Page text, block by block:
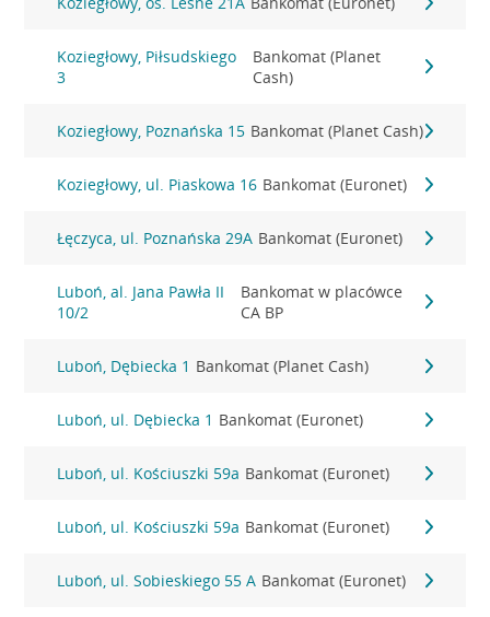
Koziegłowy, Piłsudskiego
3
Bankomat (Planet
Cash)
Koziegłowy, Poznańska 15 Bankomat (Planet Cash)
Koziegłowy, ul. Piaskowa 16 Bankomat (Euronet)
Łęczyca, ul. Poznańska 29A Bankomat (Euronet)
Luboń, al. Jana Pawła II
10/2
Bankomat w placówce
CA BP
Luboń, Dębiecka 1 Bankomat (Planet Cash)
Luboń, ul. Dębiecka 1 Bankomat (Euronet)
Luboń, ul. Kościuszki 59a Bankomat (Euronet)
Luboń, ul. Kościuszki 59a Bankomat (Euronet)
Luboń, ul. Sobieskiego 55 A Bankomat (Euronet)